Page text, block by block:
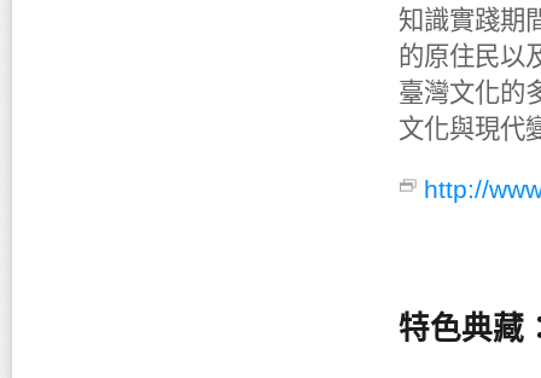
知識實踐期
的原住民以
臺灣文化的
文化與現代
http://
特色典藏